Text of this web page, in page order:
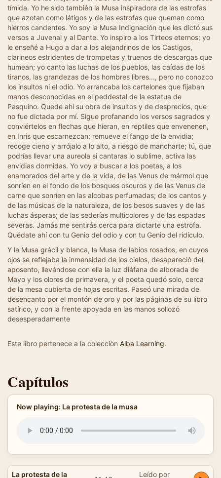
tímida. Yo he sido también la Musa inspiradora de las estrofas
que azotan como látigos y de las estrofas que queman como
hierros candentes. Yo soy la Musa Indignación que les dictó sus
versos a Juvenal y al Dante. Yo inspiro a los Tirteos eternos; yo
le enseñé a Hugo a dar a los alejandrinos de los Castigos,
clarineos estridentes de trompetas y truenos de descargas que
humean; yo canto las luchas de los pueblos, las caídas de los
tiranos, las grandezas de los hombres libres..., pero no conozco
los insultos ni el odio. Yo arrancaba los cartelones que fijaban
manos desconocidas en el peddestal de la estatua de
Pasquino. Quede ahí su obra de insultos y de desprecios, que
no fue dictada por mí. Sigue profanando los versos sagrados y
conviértelos en flechas que hieran, en reptiles que envenenen,
en Inris que escarnezcan; remueve el fango de la envidia;
recoge cieno y arrójalo a lo alto, a riesgo de mancharte; tú, que
podrías llevar una aureola si cantaras lo sublime, activa las
envidias dormidas. Yo voy a buscar a los poetas, a los
enamorados del arte y de la vida, de las Venus de mármol que
sonríen en el fondo de los bosques oscuros y de las Venus de
carne que sonríen en las alcobas perfumadas; de los cantos y
de las músicas de la naturaleza, de los besos suaves y de las
luchas ásperas; de las sederías multicolores y de las espadas
severas. Jamás me sentirás cerca para dictarte una estrofa.
Quédate ahí con tu Genio del odio y con tu Genio del ridículo.
Y la Musa grácil y blanca, la Musa de labios rosados, en cuyos
ojos se reflejaba la inmensidad de los cielos, desapareció del
aposento, llevándose con ella la luz diáfana de alborada de
Mayo y los olores de primavera, y el poeta quedó solo, cerca
de la mesa cubierta de hojas escritas. Paseó una mirada de
desencanto por el montón de oro y por las páginas de su libro
satírico, y con la frente apoyada en las manos sollozó
desesperadamente
Este libro pertenece a la colecciòn Alba Learning.
Capítulos
Now playing: La protesta de la musa
La protesta de la Leído por